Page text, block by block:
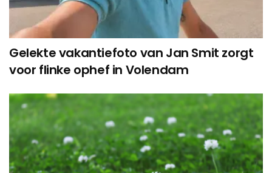
Gelekte vakantiefoto van Jan Smit zorgt
voor flinke ophef in Volendam